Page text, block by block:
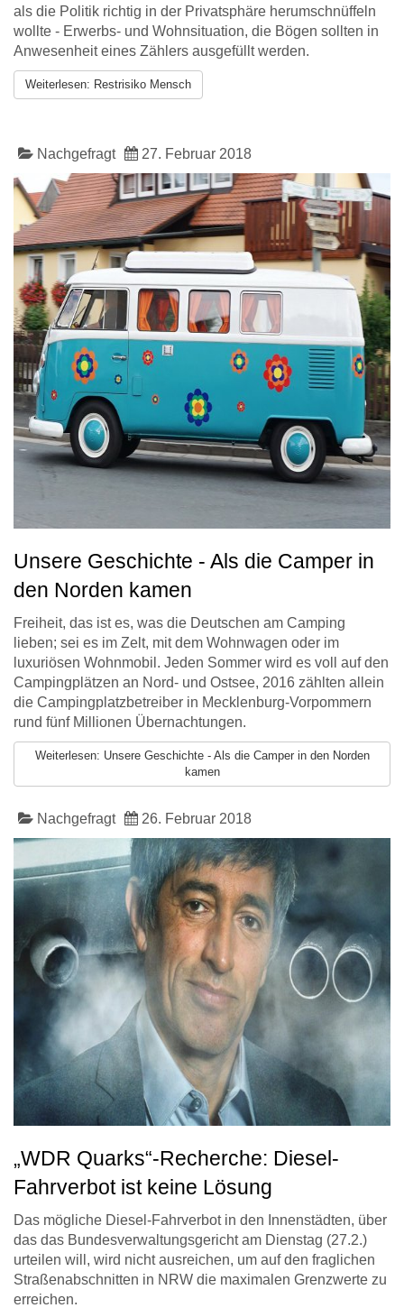
als die Politik richtig in der Privatsphäre herumschnüffeln
wollte - Erwerbs- und Wohnsituation, die Bögen sollten in
Anwesenheit eines Zählers ausgefüllt werden.
Weiterlesen: Restrisiko Mensch
Nachgefragt 27. Februar 2018
Unsere Geschichte - Als die Camper in
den Norden kamen
Freiheit, das ist es, was die Deutschen am Camping
lieben; sei es im Zelt, mit dem Wohnwagen oder im
luxuriösen Wohnmobil. Jeden Sommer wird es voll auf den
Campingplätzen an Nord- und Ostsee, 2016 zählten allein
die Campingplatzbetreiber in Mecklenburg-Vorpommern
rund fünf Millionen Übernachtungen.
Weiterlesen: Unsere Geschichte - Als die Camper in den Norden
kamen
Nachgefragt 26. Februar 2018
„WDR Quarks“-Recherche: Diesel-
Fahrverbot ist keine Lösung
Das mögliche Diesel-Fahrverbot in den Innenstädten, über
das das Bundesverwaltungsgericht am Dienstag (27.2.)
urteilen will, wird nicht ausreichen, um auf den fraglichen
Straßenabschnitten in NRW die maximalen Grenzwerte zu
erreichen.